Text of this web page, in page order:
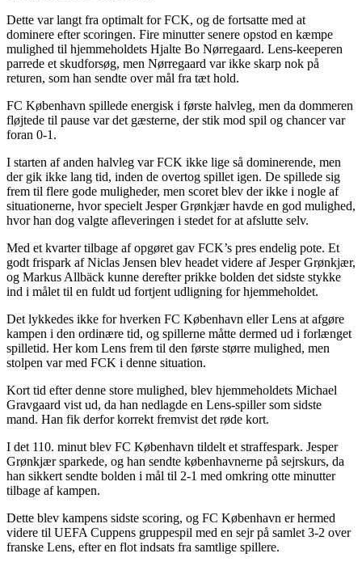
Dette var langt fra optimalt for FCK, og de fortsatte med at
dominere efter scoringen. Fire minutter senere opstod en kæmpe
mulighed til hjemmeholdets Hjalte Bo Nørregaard. Lens-keeperen
parrede et skudforsøg, men Nørregaard var ikke skarp nok på
returen, som han sendte over mål fra tæt hold.
FC København spillede energisk i første halvleg, men da dommeren
fløjtede til pause var det gæsterne, der stik mod spil og chancer var
foran 0-1.
I starten af anden halvleg var FCK ikke lige så dominerende, men
der gik ikke lang tid, inden de overtog spillet igen. De spillede sig
frem til flere gode muligheder, men scoret blev der ikke i nogle af
situationerne, hvor specielt Jesper Grønkjær havde en god mulighed,
hvor han dog valgte afleveringen i stedet for at afslutte selv.
Med et kvarter tilbage af opgøret gav FCK’s pres endelig pote. Et
godt frispark af Niclas Jensen blev headet videre af Jesper Grønkjær,
og Markus Allbäck kunne derefter prikke bolden det sidste stykke
ind i målet til en fuldt ud fortjent udligning for hjemmeholdet.
Det lykkedes ikke for hverken FC København eller Lens at afgøre
kampen i den ordinære tid, og spillerne måtte dermed ud i forlænget
spilletid. Her kom Lens frem til den første større mulighed, men
stolpen var med FCK i denne situation.
Kort tid efter denne store mulighed, blev hjemmeholdets Michael
Gravgaard vist ud, da han nedlagde en Lens-spiller som sidste
mand. Han fik derfor korrekt fremvist det røde kort.
I det 110. minut blev FC København tildelt et straffespark. Jesper
Grønkjær sparkede, og han sendte københavnerne på sejrskurs, da
han sikkert sendte bolden i mål til 2-1 med omkring otte minutter
tilbage af kampen.
Dette blev kampens sidste scoring, og FC København er hermed
videre til UEFA Cuppens gruppespil med en sejr på samlet 3-2 over
franske Lens, efter en flot indsats fra samtlige spillere.